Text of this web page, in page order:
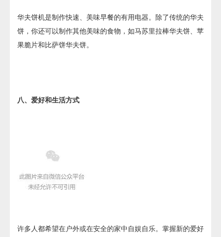
华夫饼机是制作快速、美味早餐的有用电器。除了传统的华夫
饼，你还可以制作其他美味的食物，如马苏里拉棒华夫饼、苹
果脆片和比萨饼华夫饼。
八、爱好和生活方式
许多人都希望在户外或在安全的家中自娱自乐。掌握新的爱好